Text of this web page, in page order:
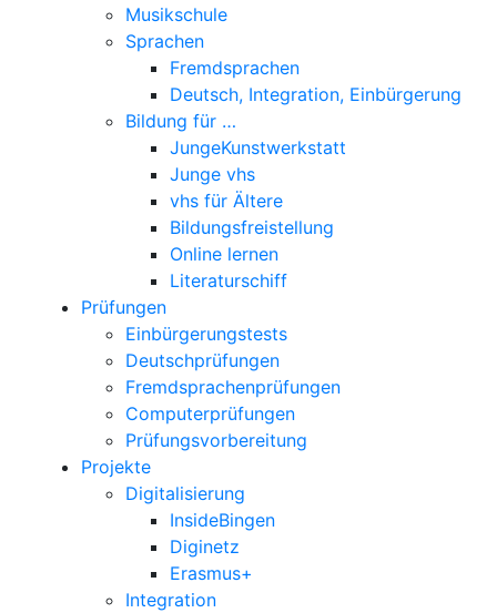
Musikschule
Sprachen
Fremdsprachen
Deutsch, Integration, Einbürgerung
Bildung für …
JungeKunstwerkstatt
Junge vhs
vhs für Ältere
Bildungsfreistellung
Online lernen
Literaturschiff
Prüfungen
Einbürgerungstests
Deutschprüfungen
Fremdsprachenprüfungen
Computerprüfungen
Prüfungsvorbereitung
Projekte
Digitalisierung
InsideBingen
Diginetz
Erasmus+
Integration